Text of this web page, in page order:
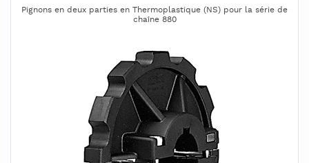
Pignons en deux parties en Thermoplastique (NS) pour la série de
chaîne 880